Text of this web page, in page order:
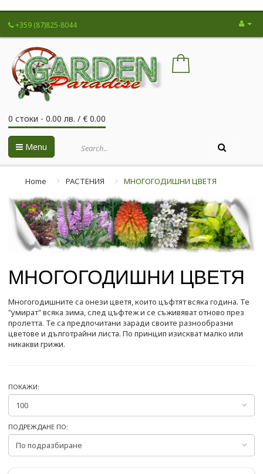
+359 (87)825-8044
0 стоки - 0.00 лв. / € 0.00
Menu
Home РАСТЕНИЯ МНОГОГОДИШНИ ЦВЕТЯ
МНОГОГОДИШНИ ЦВЕТЯ
Многогодишните са онези цветя, които цъфтят всяка година. Те
"умират" всяка зима, след цъфтеж и се съживяват отново през
пролетта. Те са предпочитани заради своите разнообразни
цветове и дълготрайни листа. По принцип изискват малко или
никакви грижи.
ПОКАЖИ:
ПОДРЕЖДАНЕ ПО: